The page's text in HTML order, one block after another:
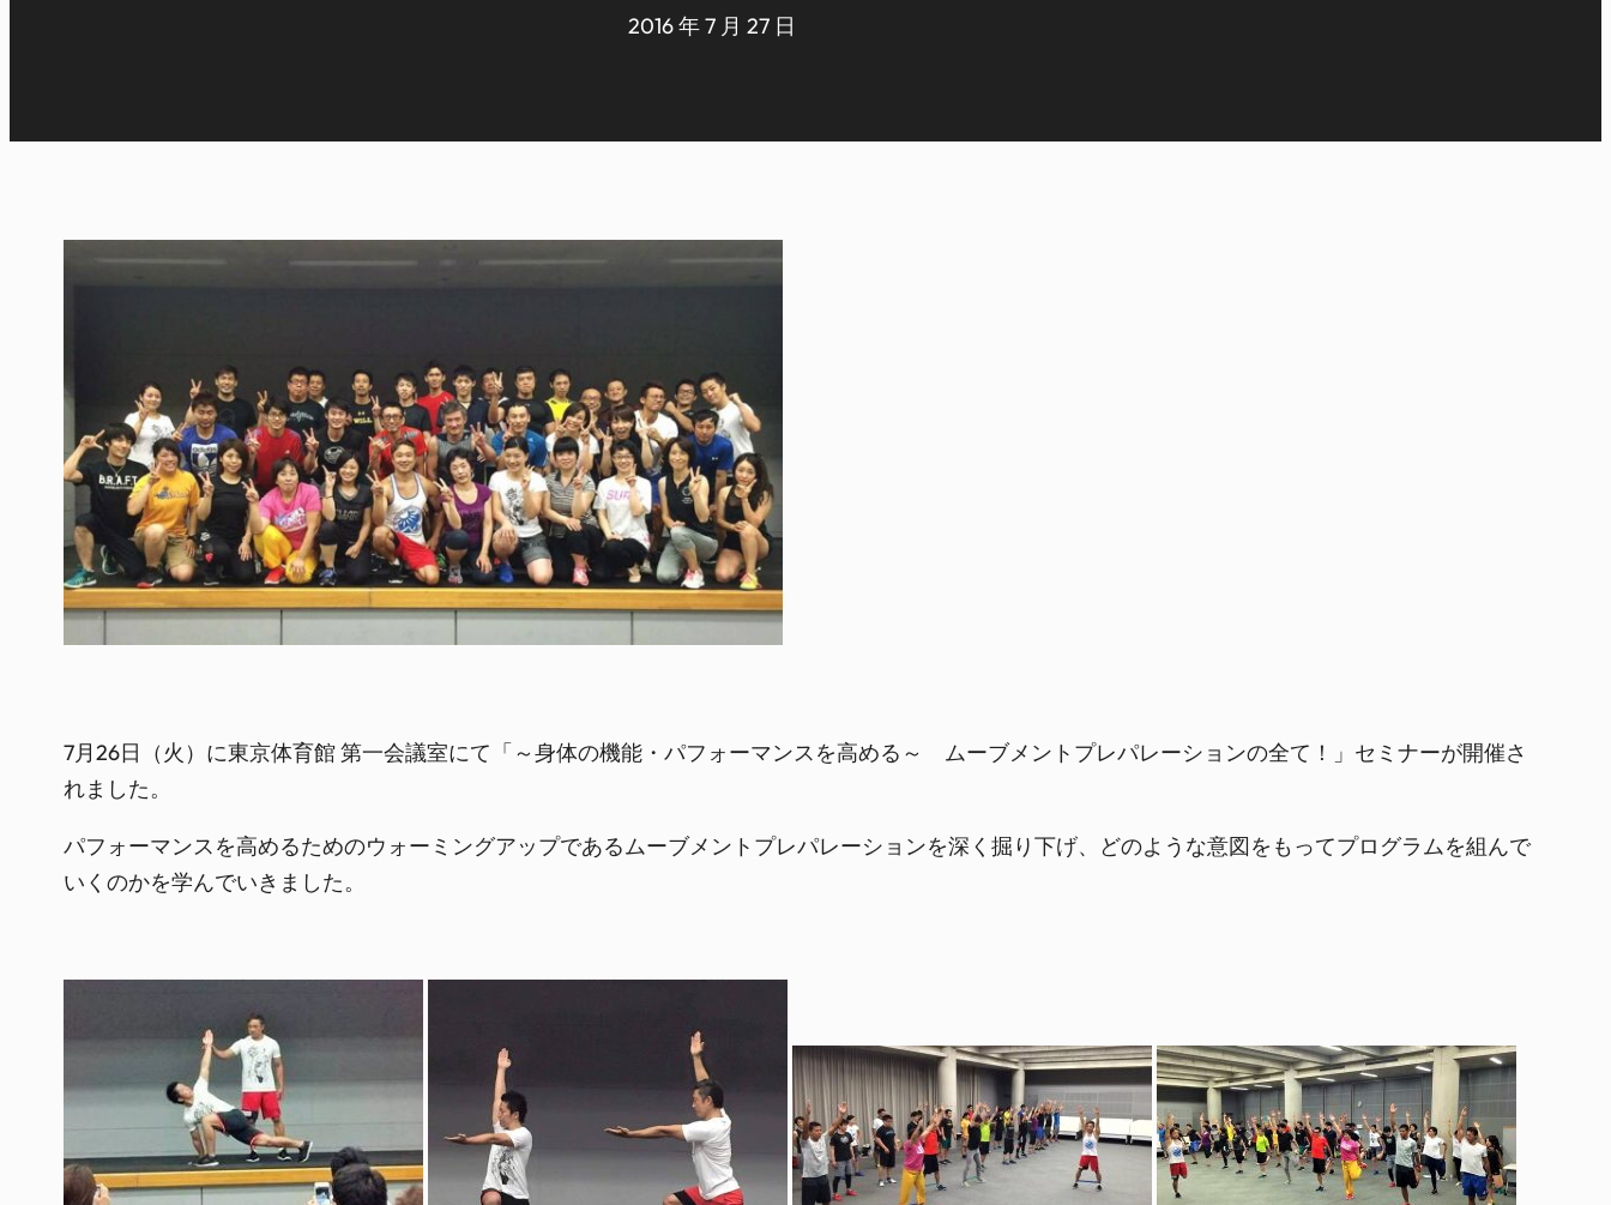
2016 年 7 月 27 日
7月26日（火）に東京体育館 第一会議室にて「～身体の機能・パフォーマンスを高める～ ムーブメントプレパレーションの全て！」セミナーが開催さ
れました。
パフォーマンスを高めるためのウォーミングアップであるムーブメントプレパレーションを深く掘り下げ、どのような意図をもってプログラムを組んで
いくのかを学んでいきました。